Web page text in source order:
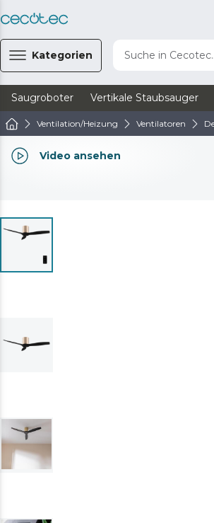
Kategorien Suche in
Saugroboter Vertikale Staubsauger
Ventilation/Heizung Ventilatoren
Video ansehen